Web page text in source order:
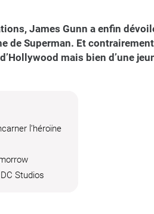
James Gunn a enfin
de Superman. Et
mais bien d’une
l’héroïne
Studios